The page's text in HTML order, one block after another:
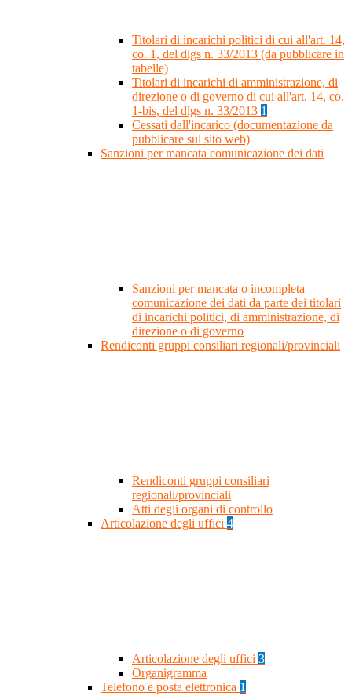
Titolari di incarichi politici di cui all'art. 14,
co. 1, del dlgs n. 33/2013 (da pubblicare in
tabelle)
Titolari di incarichi di amministrazione, di
direzione o di governo di cui all'art. 14, co.
1-bis, del dlgs n. 33/2013 1
Cessati dall'incarico (documentazione da
pubblicare sul sito web)
Sanzioni per mancata comunicazione dei dati
Sanzioni per mancata o incompleta
comunicazione dei dati da parte dei titolari
di incarichi politici, di amministrazione, di
direzione o di governo
Rendiconti gruppi consiliari regionali/provinciali
Rendiconti gruppi consiliari
regionali/provinciali
Atti degli organi di controllo
Articolazione degli uffici 4
Articolazione degli uffici 3
Organigramma
Telefono e posta elettronica 1